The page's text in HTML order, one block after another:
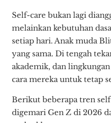
Self-care bukan lagi
melainkan kebutuhan
setiap hari. Anak muda
yang sama. Di tengah
akademik, dan
cara mereka untuk tetap
Berikut beberapa tren
digemari Gen Z di 2026